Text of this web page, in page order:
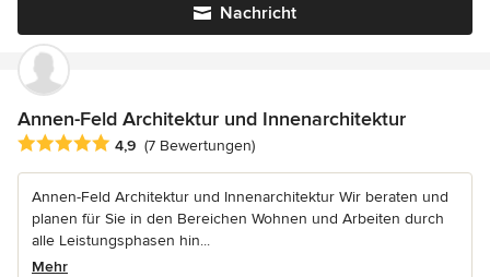
Nachricht
Annen-Feld Architektur und Innenarchitektur
Durchschnittliche Bewertung: 4.9 von 5 Sternen
4,9 (7 Bewertungen)
Annen-Feld Architektur und Innenarchitektur Wir beraten und
planen für Sie in den Bereichen Wohnen und Arbeiten durch
alle Leistungsphasen hin...
Mehr